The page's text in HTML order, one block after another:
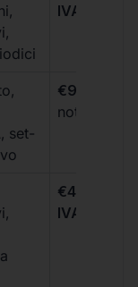
IVA/
set-
€99 + IVA
notarili
€499 +
IVA/